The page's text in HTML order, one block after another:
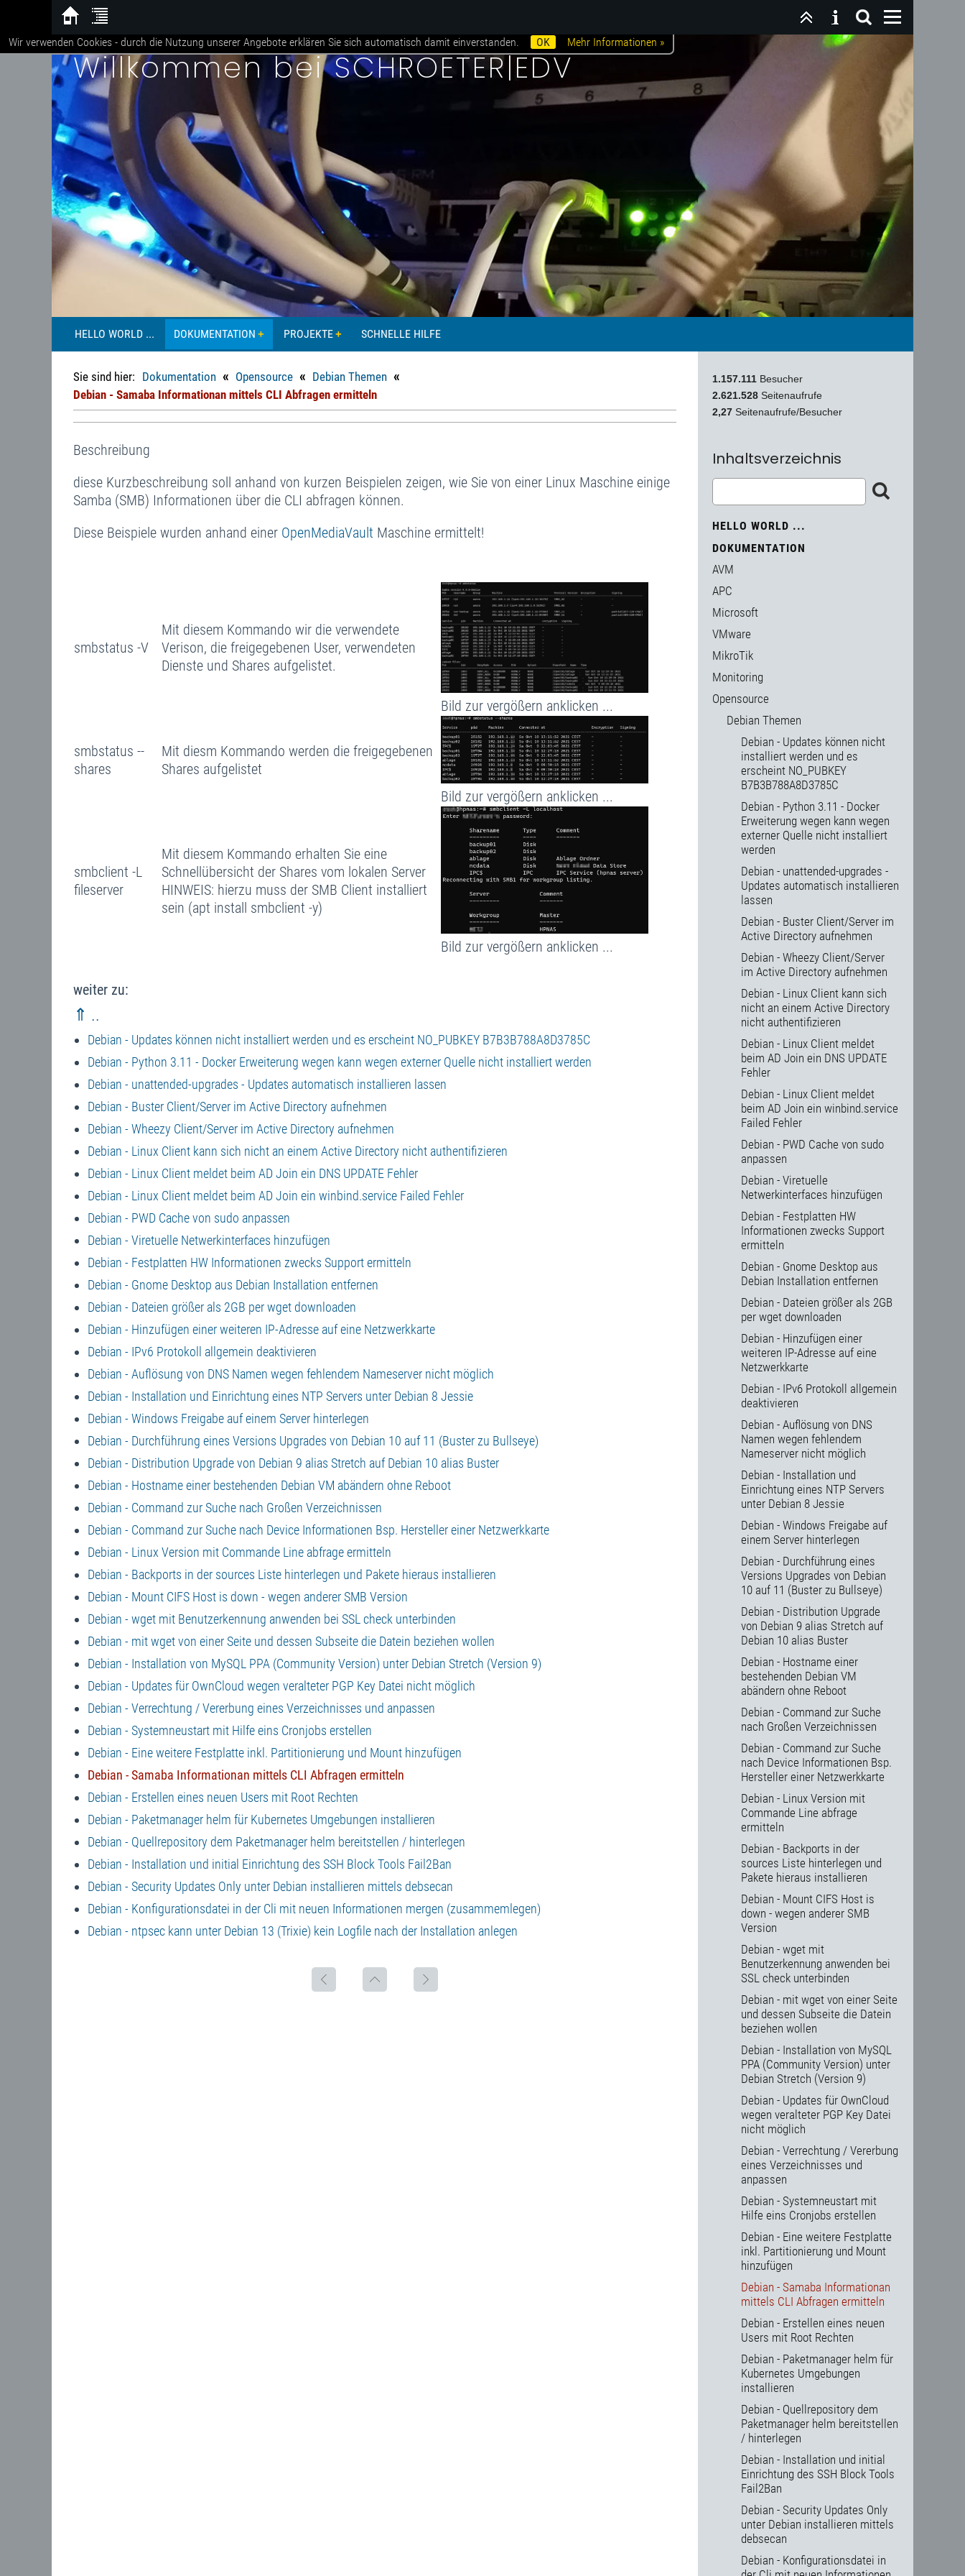
Willkommen bei SCHROETER|EDV
HELLO WORLD ... DOKUMENTATION PROJEKTE SCHNELLE HILFE
Sie sind hier: Dokumentation « Opensource « Debian Themen «
Debian - Samaba Informationan mittels CLI Abfragen ermitteln
Beschreibung
diese Kurzbeschreibung soll anhand von kurzen Beispielen zeigen, wie Sie von einer Linux Maschine einige
Samba (SMB) Informationen über die CLI abfragen können.
Diese Beispiele wurden anhand einer OpenMediaVault Maschine ermittelt!
smbstatus -V
Mit diesem Kommando wir die verwendete
Verison, die freigegebenen User, verwendeten
Dienste und Shares aufgelistet.
Bild zur vergößern anklicken ...
smbstatus --
shares
Mit diesm Kommando werden die freigegebenen
Shares aufgelistet
Bild zur vergößern anklicken ...
smbclient -L
fileserver
Mit diesem Kommando erhalten Sie eine
Schnellübersicht der Shares vom lokalen Server
HINWEIS: hierzu muss der SMB Client installiert
sein (apt install smbclient -y)
Bild zur vergößern anklicken ...
weiter zu:
⇑ ..
Debian - Updates können nicht installiert werden und es erscheint NO_PUBKEY B7B3B788A8D3785C
Debian - Python 3.11 - Docker Erweiterung wegen kann wegen externer Quelle nicht installiert werden
Debian - unattended-upgrades - Updates automatisch installieren lassen
Debian - Buster Client/Server im Active Directory aufnehmen
Debian - Wheezy Client/Server im Active Directory aufnehmen
Debian - Linux Client kann sich nicht an einem Active Directory nicht authentifizieren
Debian - Linux Client meldet beim AD Join ein DNS UPDATE Fehler
Debian - Linux Client meldet beim AD Join ein winbind.service Failed Fehler
Debian - PWD Cache von sudo anpassen
Debian - Viretuelle Netwerkinterfaces hinzufügen
Debian - Festplatten HW Informationen zwecks Support ermitteln
Debian - Gnome Desktop aus Debian Installation entfernen
Debian - Dateien größer als 2GB per wget downloaden
Debian - Hinzufügen einer weiteren IP-Adresse auf eine Netzwerkkarte
Debian - IPv6 Protokoll allgemein deaktivieren
Debian - Auflösung von DNS Namen wegen fehlendem Nameserver nicht möglich
Debian - Installation und Einrichtung eines NTP Servers unter Debian 8 Jessie
Debian - Windows Freigabe auf einem Server hinterlegen
Debian - Durchführung eines Versions Upgrades von Debian 10 auf 11 (Buster zu Bullseye)
Debian - Distribution Upgrade von Debian 9 alias Stretch auf Debian 10 alias Buster
Debian - Hostname einer bestehenden Debian VM abändern ohne Reboot
Debian - Command zur Suche nach Großen Verzeichnissen
Debian - Command zur Suche nach Device Informationen Bsp. Hersteller einer Netzwerkkarte
Debian - Linux Version mit Commande Line abfrage ermitteln
Debian - Backports in der sources Liste hinterlegen und Pakete hieraus installieren
Debian - Mount CIFS Host is down - wegen anderer SMB Version
Debian - wget mit Benutzerkennung anwenden bei SSL check unterbinden
Debian - mit wget von einer Seite und dessen Subseite die Datein beziehen wollen
Debian - Installation von MySQL PPA (Community Version) unter Debian Stretch (Version 9)
Debian - Updates für OwnCloud wegen veralteter PGP Key Datei nicht möglich
Debian - Verrechtung / Vererbung eines Verzeichnisses und anpassen
Debian - Systemneustart mit Hilfe eins Cronjobs erstellen
Debian - Eine weitere Festplatte inkl. Partitionierung und Mount hinzufügen
Debian - Samaba Informationan mittels CLI Abfragen ermitteln
Debian - Erstellen eines neuen Users mit Root Rechten
Debian - Paketmanager helm für Kubernetes Umgebungen installieren
Debian - Quellrepository dem Paketmanager helm bereitstellen / hinterlegen
Debian - Installation und initial Einrichtung des SSH Block Tools Fail2Ban
Debian - Security Updates Only unter Debian installieren mittels debsecan
Debian - Konfigurationsdatei in der Cli mit neuen Informationen mergen (zusammemlegen)
Debian - ntpsec kann unter Debian 13 (Trixie) kein Logfile nach der Installation anlegen
1.157.111 Besucher
2.621.528 Seitenaufrufe
2,27 Seitenaufrufe/Besucher
Inhaltsverzeichnis
HELLO WORLD ...
DOKUMENTATION
AVM
APC
Microsoft
VMware
MikroTik
Monitoring
Opensource
Debian Themen
Debian - Updates können nicht
installiert werden und es
erscheint NO_PUBKEY
B7B3B788A8D3785C
Debian - Python 3.11 - Docker
Erweiterung wegen kann wegen
externer Quelle nicht installiert
werden
Debian - unattended-upgrades -
Updates automatisch installieren
lassen
Debian - Buster Client/Server im
Active Directory aufnehmen
Debian - Wheezy Client/Server
im Active Directory aufnehmen
Debian - Linux Client kann sich
nicht an einem Active Directory
nicht authentifizieren
Debian - Linux Client meldet
beim AD Join ein DNS UPDATE
Fehler
Debian - Linux Client meldet
beim AD Join ein winbind.service
Failed Fehler
Debian - PWD Cache von sudo
anpassen
Debian - Viretuelle
Netwerkinterfaces hinzufügen
Debian - Festplatten HW
Informationen zwecks Support
ermitteln
Debian - Gnome Desktop aus
Debian Installation entfernen
Debian - Dateien größer als 2GB
per wget downloaden
Debian - Hinzufügen einer
weiteren IP-Adresse auf eine
Netzwerkkarte
Debian - IPv6 Protokoll allgemein
deaktivieren
Debian - Auflösung von DNS
Namen wegen fehlendem
Nameserver nicht möglich
Debian - Installation und
Einrichtung eines NTP Servers
unter Debian 8 Jessie
Debian - Windows Freigabe auf
einem Server hinterlegen
Debian - Durchführung eines
Versions Upgrades von Debian
10 auf 11 (Buster zu Bullseye)
Debian - Distribution Upgrade
von Debian 9 alias Stretch auf
Debian 10 alias Buster
Debian - Hostname einer
bestehenden Debian VM
abändern ohne Reboot
Debian - Command zur Suche
nach Großen Verzeichnissen
Debian - Command zur Suche
nach Device Informationen Bsp.
Hersteller einer Netzwerkkarte
Debian - Linux Version mit
Commande Line abfrage
ermitteln
Debian - Backports in der
sources Liste hinterlegen und
Pakete hieraus installieren
Debian - Mount CIFS Host is
down - wegen anderer SMB
Version
Debian - wget mit
Benutzerkennung anwenden bei
SSL check unterbinden
Debian - mit wget von einer Seite
und dessen Subseite die Datein
beziehen wollen
Debian - Installation von MySQL
PPA (Community Version) unter
Debian Stretch (Version 9)
Debian - Updates für OwnCloud
wegen veralteter PGP Key Datei
nicht möglich
Debian - Verrechtung / Vererbung
eines Verzeichnisses und
anpassen
Debian - Systemneustart mit
Hilfe eins Cronjobs erstellen
Debian - Eine weitere Festplatte
inkl. Partitionierung und Mount
hinzufügen
Debian - Samaba Informationan
mittels CLI Abfragen ermitteln
Debian - Erstellen eines neuen
Users mit Root Rechten
Debian - Paketmanager helm für
Kubernetes Umgebungen
installieren
Debian - Quellrepository dem
Paketmanager helm bereitstellen
/ hinterlegen
Debian - Installation und initial
Einrichtung des SSH Block Tools
Fail2Ban
Debian - Security Updates Only
unter Debian installieren mittels
debsecan
Debian - Konfigurationsdatei in
Wir verwenden Cookies - durch die Nutzung unserer Angebote erklären Sie sich automatisch damit einverstanden. OK Mehr Informationen »